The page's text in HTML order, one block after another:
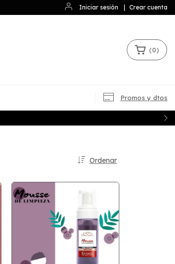
Iniciar sesión Crear cuenta
(0)
Promos y dtos
Ordenar